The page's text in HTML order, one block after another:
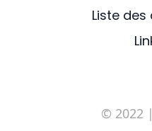
Liste
© 2022